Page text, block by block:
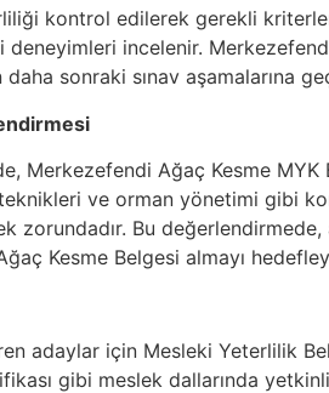
kontrol edilerek gerekli
incelenir.
daha sonraki sınav aşamalarına
Merkezefendi Ağaç Kesme MYK
ve orman yönetimi gibi
zorundadır. Bu
Kesme Belgesi almayı
adaylar için Mesleki Yeterlilik
gibi meslek dallarında